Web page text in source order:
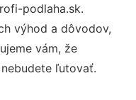
podlaha.sk.
výhod a dôvodov,
vám, že
ľutovať.